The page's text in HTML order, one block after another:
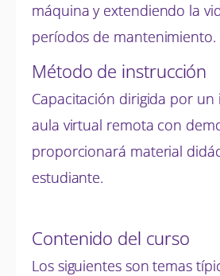
máquina y extendiendo la
períodos de mantenimiento.
Método de instrucción
Capacitación dirigida por
aula virtual remota con
proporcionará material
estudiante.
Contenido del curso
Los siguientes son temas